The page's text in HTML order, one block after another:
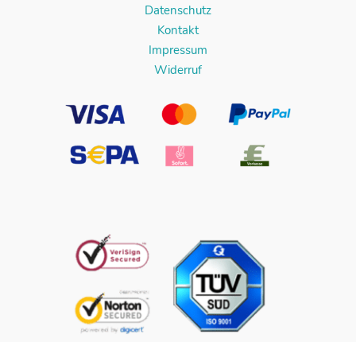
Datenschutz
Kontakt
Impressum
Widerruf